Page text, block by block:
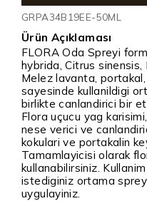
GRPA34B19EE-50ML
Ürün Açıklaması
FLORA Oda Spreyi
hybrida, Citrus
Melez lavanta,
sayesinde kullanildigi
birlikte canlandirici bir
Flora uçucu yag
nese verici ve
kokulari ve portakalin
Tamamlayicisi olarak
kullanabilirsiniz.
istediginiz ortama
uygulayiniz.